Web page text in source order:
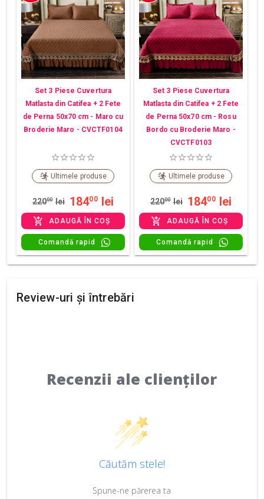
Set 3 Piese Cuvertura
Matlasta din Catifea + 2 Fete
de Perna 50x70 cm - Maro cu
Broderie Maro - CVCTF0104
Ultimele produse
22000 lei 18400 lei
ADAUGĂ ÎN COȘ
Comandă rapid
Set 3 Piese Cuvertura
Matlasta din Catifea + 2 Fete
de Perna 50x70 cm - Rosu
Bordo cu Broderie Maro -
CVCTF0103
Ultimele produse
22000 lei 18400 lei
ADAUGĂ ÎN COȘ
Comandă rapid
Review-uri și întrebări
Recenzii ale clienților
Căutăm stele!
Spune-ne părerea ta